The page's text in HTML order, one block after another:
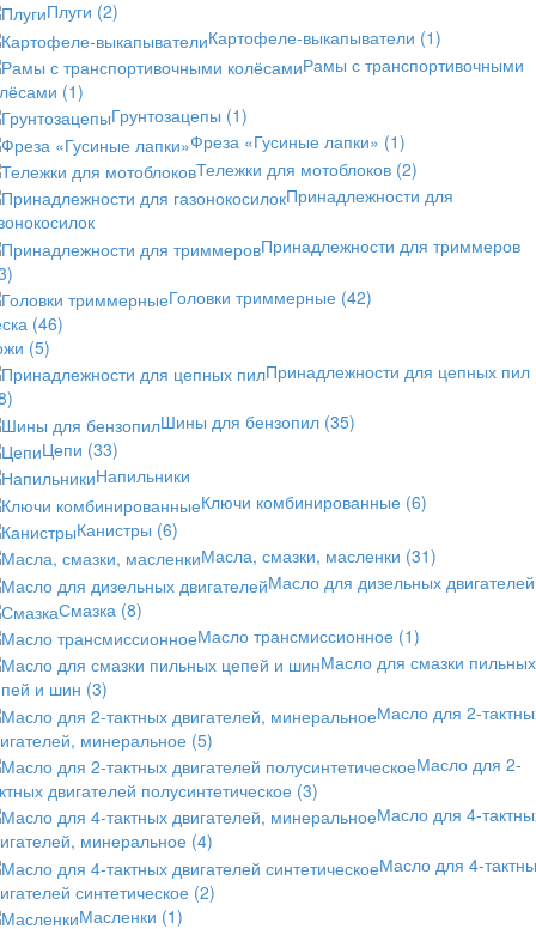
Плуги (2)
Картофеле-выкапыватели (1)
Рамы с транспортивочными
(1)
Грунтозацепы (1)
Фреза «Гусиные лапки» (1)
Тележки для мотоблоков (2)
Принадлежности для
Принадлежности для триммеров
Головки триммерные (42)
(46)
(5)
Принадлежности для цепных пил
Шины для бензопил (35)
Цепи (33)
Напильники
Ключи комбинированные (6)
Канистры (6)
Масла, смазки, масленки (31)
Масло для дизельных двигателей
Смазка (8)
Масло трансмиссионное (1)
Масло для смазки пильных
и шин (3)
Масло для 2-
минеральное (5)
Масло для 2-
двигателей полусинтетическое (3)
Масло для 4-
минеральное (4)
Масло для 4-
синтетическое (2)
Масленки (1)